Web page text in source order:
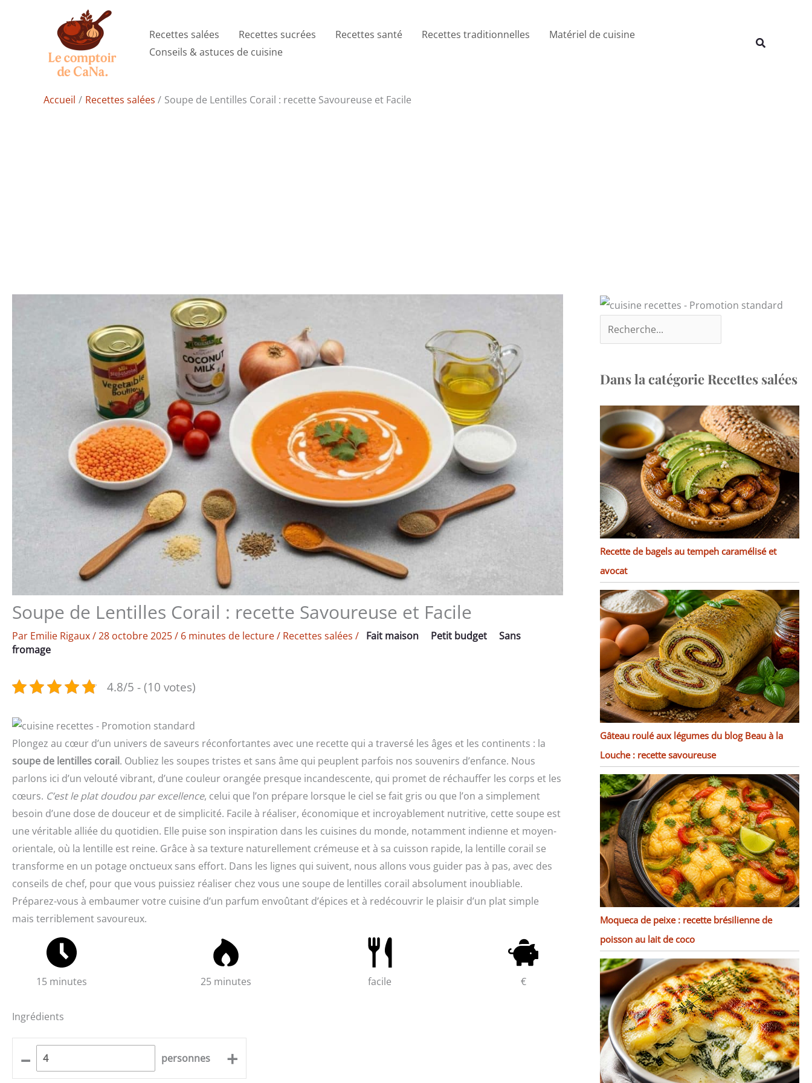
Recettes salées Recettes sucrées Recettes santé Recettes traditionnelles
Matériel de cuisine
Conseils & astuces de cuisine
Rechercher
Accueil Recettes salées Soupe de Lentilles Corail : recette Savoureuse et Facile
Soupe de Lentilles Corail : recette Savoureuse et Facile
Par Emilie Rigaux/28 octobre 2025/ 6 minutes de lecture/ Recettes salées / Fait maison Petit budget
Sans
fromage
4.8/5 - (10 votes)
Plongez au cœur d’un univers de saveurs réconfortantes avec une recette qui a traversé les âges et les continents : la
soupe de lentilles corail. Oubliez les soupes tristes et sans âme qui peuplent parfois nos souvenirs d’enfance. Nous
parlons ici d’un velouté vibrant, d’une couleur orangée presque incandescente, qui promet de réchauffer les corps et les
cœurs. C’est le plat doudou par excellence, celui que l’on prépare lorsque le ciel se fait gris ou que l’on a simplement
besoin d’une dose de douceur et de simplicité. Facile à réaliser, économique et incroyablement nutritive, cette soupe est
une véritable alliée du quotidien. Elle puise son inspiration dans les cuisines du monde, notamment indienne et moyen-
orientale, où la lentille est reine. Grâce à sa texture naturellement crémeuse et à sa cuisson rapide, la lentille corail se
transforme en un potage onctueux sans effort. Dans les lignes qui suivent, nous allons vous guider pas à pas, avec des
conseils de chef, pour que vous puissiez réaliser chez vous une soupe de lentilles corail absolument inoubliable.
Préparez-vous à embaumer votre cuisine d’un parfum envoûtant d’épices et à redécouvrir le plaisir d’un plat simple
mais terriblement savoureux.
15 minutes 25 minutes facile €
Ingrédients
– personnes +
Dans la catégorie Recettes salées
Recette de bagels au tempeh caramélisé et
avocat
Gâteau roulé aux légumes du blog Beau à la
Louche : recette savoureuse
Moqueca de peixe : recette brésilienne de
poisson au lait de coco